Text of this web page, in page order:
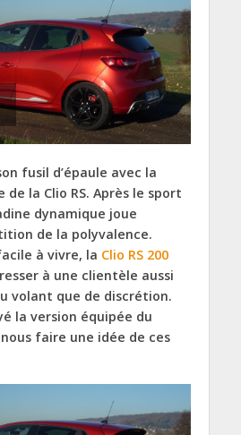
fusil d’épaule avec la
la Clio RS. Après le sport
dynamique joue
de la polyvalence.
à vivre, la Clio RS 200
à une clientèle aussi
volant que de discrétion.
la version équipée du
faire une idée de ces